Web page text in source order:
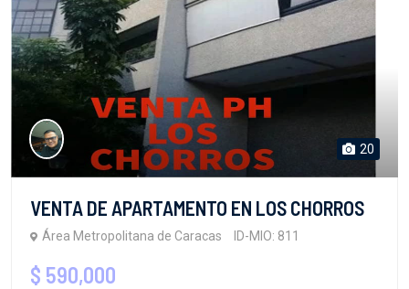
20
VENTA DE APARTAMENTO EN LOS CHORROS
Área Metropolitana de Caracas ID-MIO: 811
$ 590,000